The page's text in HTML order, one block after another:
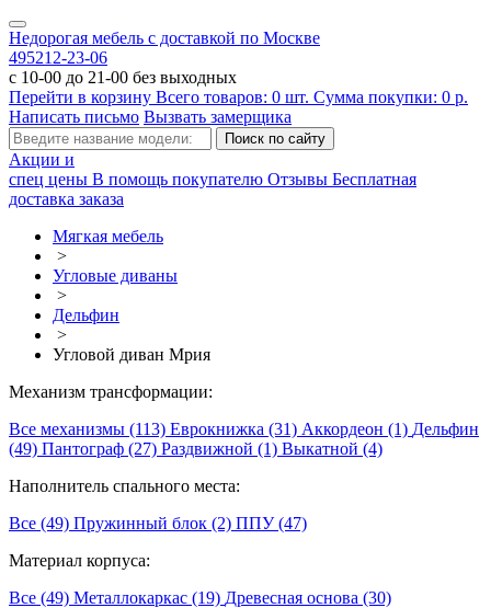
Недорогая мебель с доставкой по Москве
495212-23-06
с 10-00 до 21-00 без выходных
Перейти в корзину Всего товаров: 0 шт. Сумма покупки: 0 р.
Написать письмо Вызвать замерщика
Акции и
спец цены В помощь покупателю Отзывы Бесплатная
доставка заказа
Мягкая мебель
>
Угловые диваны
>
Дельфин
>
Угловой диван Мрия
Механизм трансформации:
Все механизмы (113) Еврокнижка (31) Аккордеон (1) Дельфин
(49) Пантограф (27) Раздвижной (1) Выкатной (4)
Наполнитель спального места:
Все (49) Пружинный блок (2) ППУ (47)
Материал корпуса:
Все (49) Металлокаркас (19) Древесная основа (30)